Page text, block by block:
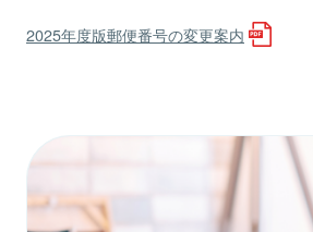
2025年度版郵便番号の変更案内